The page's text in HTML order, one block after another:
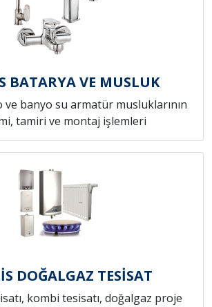
BATARYA VE MUSLUK
banyo su armatür musluklarının
tamiri ve montaj işlemleri
DOĞALGAZ TESİSAT
kombi tesisatı, doğalgaz proje